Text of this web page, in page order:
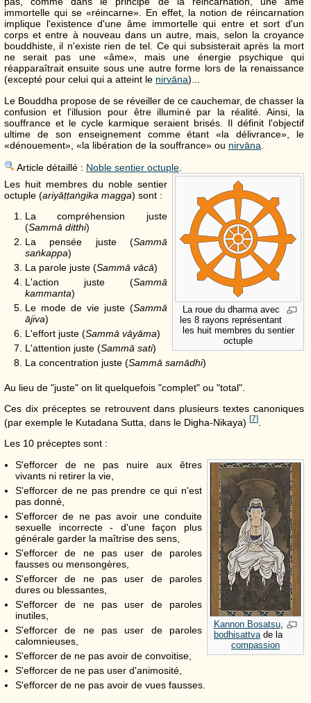
immortelle qui se «réincarne». En effet, la notion de réincarnation
implique l'existence d'une âme immortelle qui entre et sort d'un
corps et entre à nouveau dans un autre, mais, selon la croyance
bouddhiste, il n'existe rien de tel. Ce qui subsisterait après la mort
ne serait pas une «âme», mais une énergie psychique qui
réapparaîtrait ensuite sous une autre forme lors de la renaissance
(excepté pour celui qui a atteint le nirvāna)...
Le Bouddha propose de se réveiller de ce cauchemar, de chasser la
confusion et l'illusion pour être illuminé par la réalité. Ainsi, la
souffrance et le cycle karmique seraient brisés. Il définit l'objectif
ultime de son enseignement comme étant «la délivrance», le
«dénouement», «la libération de la souffrance» ou nirvāna
Article détaillé : Noble sentier octuple
La roue du dharma avec
les 8 rayons représentant
les huit membres du sentier
octuple
Les huit membres du noble sentier
octuple (ariyāṭṭaṅgika magga) sont :
La compréhension juste
(Sammā ditthi)
La pensée juste (Sammā
saṅkappa)
La parole juste (Sammā vācā)
L'action juste (Sammā
kammanta)
Le mode de vie juste (Sammā
ājiva)
L'effort juste (Sammā vāyāma)
L'attention juste (Sammā sati)
La concentration juste (Sammā samādhi)
Au lieu de "juste" on lit quelquefois "complet" ou "total".
Ces dix préceptes se retrouvent dans plusieurs textes canoniques
(par exemple le Kutadana Sutta, dans le Digha-Nikaya) [7]
Les 10 préceptes sont :
Kannon Bosatsu,
bodhisattva de la
compassion
S'efforcer de ne pas nuire aux êtres
vivants ni retirer la vie,
S'efforcer de ne pas prendre ce qui n'est
pas donné,
S'efforcer de ne pas avoir une conduite
sexuelle incorrecte - d'une façon plus
générale garder la maîtrise des sens,
S'efforcer de ne pas user de paroles
fausses ou mensongères,
S'efforcer de ne pas user de paroles
dures ou blessantes,
S'efforcer de ne pas user de paroles
inutiles,
S'efforcer de ne pas user de paroles
calomnieuses,
S'efforcer de ne pas avoir de convoitise,
S'efforcer de ne pas user d'animosité,
S'efforcer de ne pas avoir de vues fausses.